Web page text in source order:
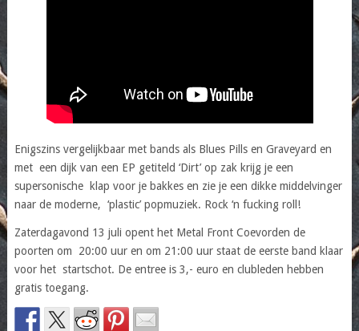
Enigszins vergelijkbaar met bands als Blues Pills en Graveyard en
met een dijk van een EP getiteld ‘Dirt’ op zak krijg je een
supersonische klap voor je bakkes en zie je een dikke middelvinger
naar de moderne, ‘plastic’ popmuziek. Rock ‘n fucking roll!
Zaterdagavond 13 juli opent het Metal Front Coevorden de
poorten om 20:00 uur en om 21:00 uur staat de eerste band klaar
voor het startschot. De entree is 3,- euro en clubleden hebben
gratis toegang.